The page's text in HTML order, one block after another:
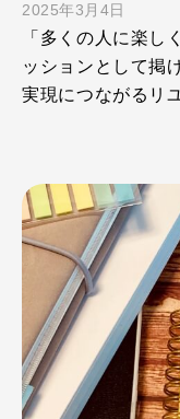
2025年3月4日
「多くの人に楽し
ッションとして掲
実現につながるリ